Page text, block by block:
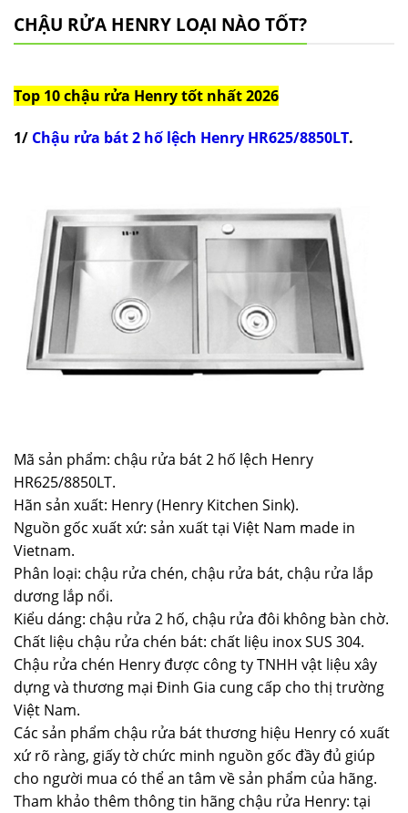
CHẬU RỬA HENRY LOẠI NÀO TỐT?
Top 10 chậu rửa Henry tốt nhất 2026
1/ Chậu rửa bát 2 hố lệch Henry HR625/8850LT.
Mã sản phẩm: chậu rửa bát 2 hố lệch Henry
HR625/8850LT.
Hãn sản xuất: Henry (Henry Kitchen Sink).
Nguồn gốc xuất xứ: sản xuất tại Việt Nam made in
Vietnam.
Phân loại: chậu rửa chén, chậu rửa bát, chậu rửa lắp
dương lắp nổi.
Kiểu dáng: chậu rửa 2 hố, chậu rửa đôi không bàn chờ.
Chất liệu chậu rửa chén bát: chất liệu inox SUS 304.
Chậu rửa chén Henry được công ty TNHH vật liệu xây
dựng và thương mại Đinh Gia cung cấp cho thị trường
Việt Nam.
Các sản phẩm chậu rửa bát thương hiệu Henry có xuất
xứ rõ ràng, giấy tờ chức minh nguồn gốc đầy đủ giúp
cho người mua có thể an tâm về sản phẩm của hãng.
Tham khảo thêm thông tin hãng chậu rửa Henry: tại